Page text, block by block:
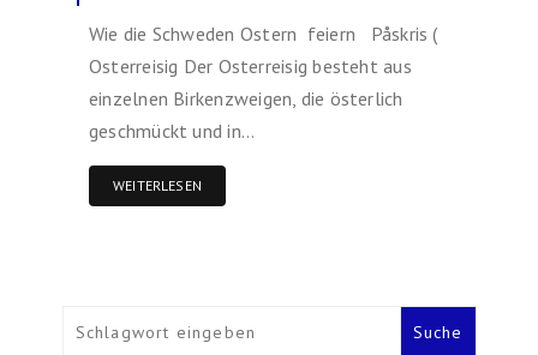
Wie die Schweden Ostern feiern Påskris (
Osterreisig Der Osterreisig besteht aus
einzelnen Birkenzweigen, die österlich
geschmückt und in…
WEITERLESEN